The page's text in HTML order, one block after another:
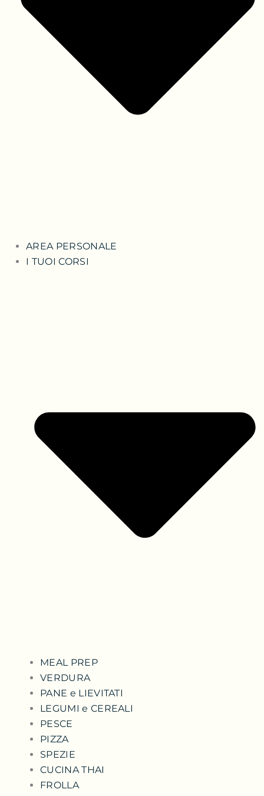
AREA PERSONALE
I TUOI CORSI
MEAL PREP
VERDURA
PANE e LIEVITATI
LEGUMI e CEREALI
PESCE
PIZZA
SPEZIE
CUCINA THAI
FROLLA